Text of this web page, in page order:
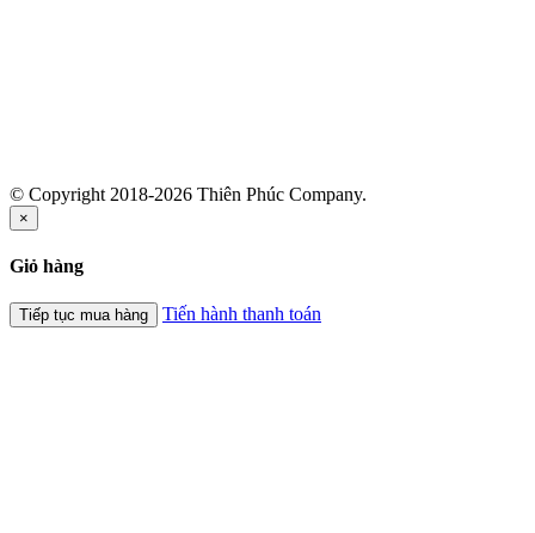
© Copyright 2018-2026 Thiên Phúc Company.
×
Giỏ hàng
Tiếp tục mua hàng Tiến hành thanh toán